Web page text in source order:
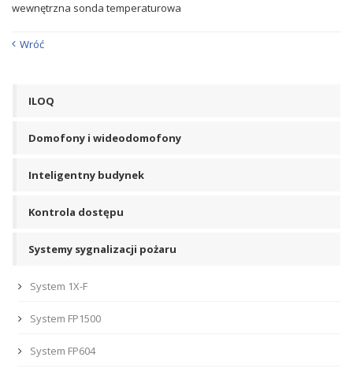
wewnętrzna sonda temperaturowa
Wróć
ILOQ
Domofony i wideodomofony
Inteligentny budynek
Kontrola dostępu
Systemy sygnalizacji pożaru
System 1X-F
System FP1500
System FP604